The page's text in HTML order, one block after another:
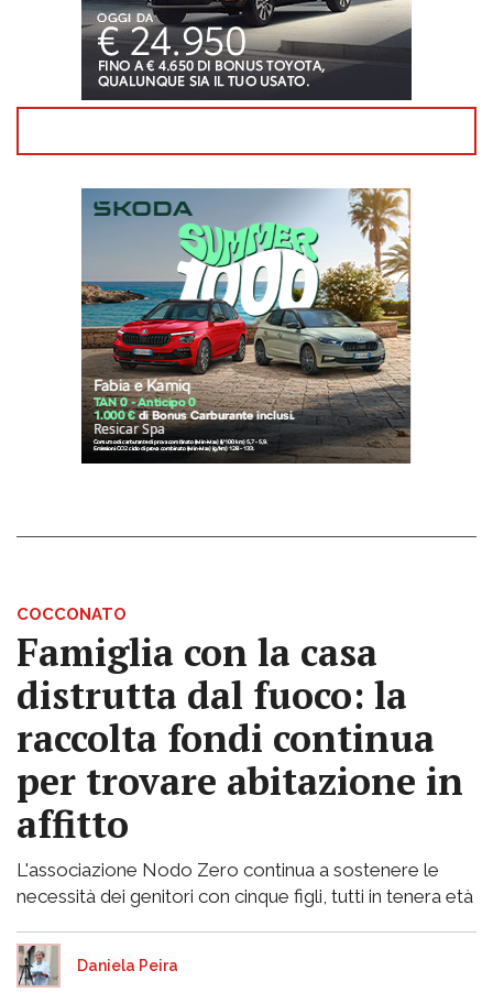
COCCONATO
Famiglia con la casa
distrutta dal fuoco: la
raccolta fondi continua
per trovare abitazione in
affitto
L'associazione Nodo Zero continua a sostenere le
necessità dei genitori con cinque figli, tutti in tenera età
Daniela Peira